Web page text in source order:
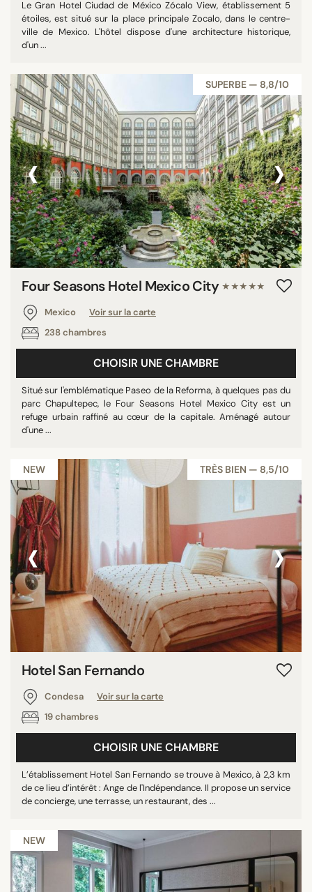
Le Gran Hotel Ciudad de México Zócalo View, établissement 5
étoiles, est situé sur la place principale Zocalo, dans le centre-
ville de Mexico. L'hôtel dispose d'une architecture historique,
d'un ...
SUPERBE — 8,8/10
‹ ›
Four Seasons Hotel Mexico City ★★★★★
Mexico
Voir sur la carte
238 chambres
CHOISIR UNE CHAMBRE
Situé sur l'emblématique Paseo de la Reforma, à quelques pas du
parc Chapultepec, le Four Seasons Hotel Mexico City est un
refuge urbain raffiné au cœur de la capitale. Aménagé autour
d'une ...
NEW TRÈS BIEN — 8,5/10
‹ ›
Hotel San Fernando
Condesa
Voir sur la carte
19 chambres
CHOISIR UNE CHAMBRE
L’établissement Hotel San Fernando se trouve à Mexico, à 2,3 km
de ce lieu d’intérêt : Ange de l'Indépendance. Il propose un service
de concierge, une terrasse, un restaurant, des ...
NEW